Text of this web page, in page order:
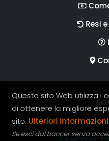
Resi
Questo sito Web utilizza i
di ottenere la migliore
sito. Ulteriori informazioni
Se esci dal banner senza